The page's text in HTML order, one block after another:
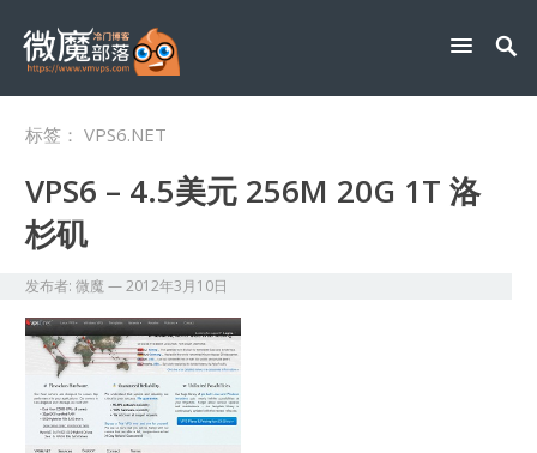
标签：VPS6.NET
VPS6 – 4.5美元 256M 20G 1T 洛
杉矶
发布者:微魔—2012年3月10日